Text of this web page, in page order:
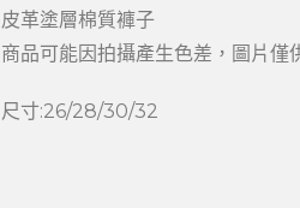
皮革塗層棉質褲子
商品可能因拍攝產生色差，圖片僅
尺寸:26/28/30/32